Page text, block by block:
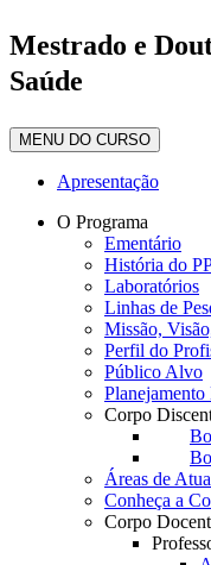
Mestrado e
Saúde
MENU DO CURSO
Apresentação
O Programa
Ementário
História do
Laboratórios
Linhas de
Missão,
Perfil do
Público Alvo
Planejamento
Corpo
Áreas de
Conheça a
Corpo